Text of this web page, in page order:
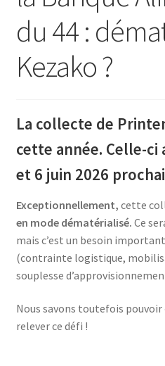
Rejoignez-nous
Contacts
du 44 :
Kezako ?
La collecte de
cette année. Celle-ci
et 6 juin 2026
Exceptionnellement, cette
en mode dématérialisé. Ce
mais c’est un besoin
(contrainte logistique,
souplesse
Nous savons toutefois
relever ce défi !